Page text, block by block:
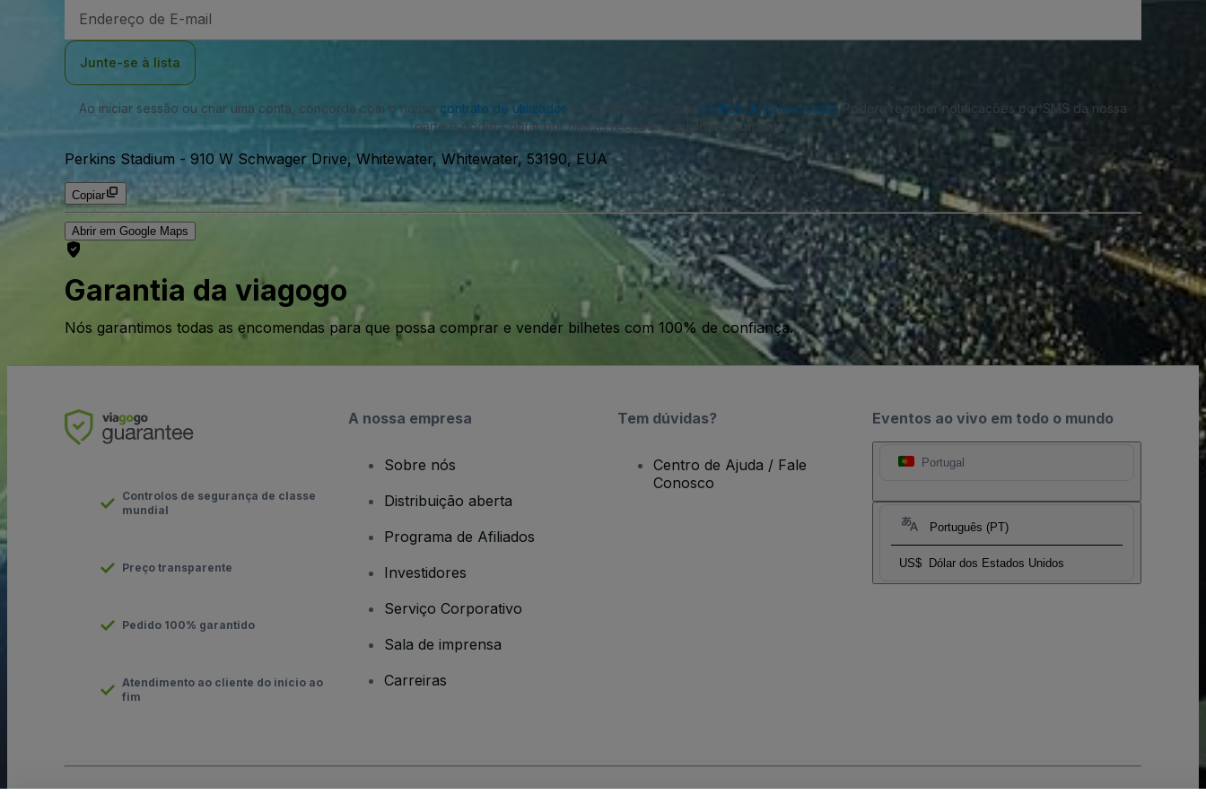
de
Junte-se à lista
Ao iniciar sessão ou criar uma conta, concorda com o nosso contrato de utilizador política de privacidade . Poderá receber notificações por SMS da nossa
parte e poderá optar por não as receber a qualquer momento.
Perkins Stadium - 910 W Schwager Drive, Whitewater, Whitewater, 53190, EUA
Copiar
Abrir em Google Maps
Garantia da viagogo
Nós garantimos todas as encomendas para que possa comprar e vender bilhetes com 100% de confiança.
Eventos ao vivo em todo o mundo
Portugal
Português (PT)
US$ Dólar dos Estados Unidos
Controlos de segurança de classe
mundial
Preço transparente
Pedido 100% garantido
Atendimento ao cliente do início ao
fim
A nossa empresa
Sobre nós
Distribuição aberta
Programa de Afiliados
Investidores
Serviço Corporativo
Sala de imprensa
Carreiras
Tem dúvidas?
Centro de Ajuda / Fale
Conosco